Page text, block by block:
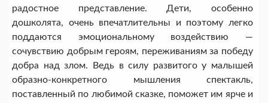
радостное представление. Дети, особенно
дошколята, очень впечатлительны и поэтому легко
поддаются эмоциональному воздействию —
сочувствию добрым героям, переживаниям за победу
добра над злом. Ведь в силу развитого у малышей
образно-конкретного мышления спектакль,
поставленный по любимой сказке, поможет им ярче и